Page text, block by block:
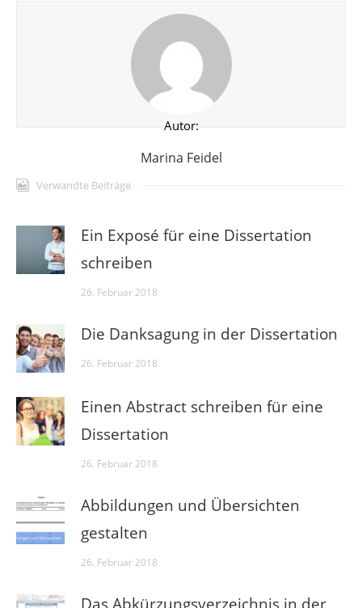
Autor:
Marina Feidel
Verwandte Beiträge
Ein Exposé für eine Dissertation
schreiben
26. Februar 2018
Die Danksagung in der Dissertation
26. Februar 2018
Einen Abstract schreiben für eine
Dissertation
26. Februar 2018
Abbildungen und Übersichten
gestalten
26. Februar 2018
Das Abkürzungsverzeichnis in der